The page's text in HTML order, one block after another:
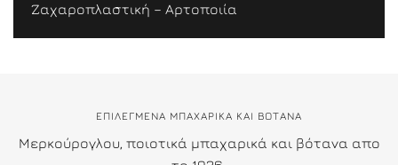
Ζαχαροπλαστική – Αρτοποιία
ΕΠΙΛΕΓΜΕΝΑ ΜΠΑΧΑΡΙΚΑ ΚΑΙ ΒΟΤΑΝΑ
Μερκούρογλου, ποιοτικά μπαχαρικά και βότανα απο